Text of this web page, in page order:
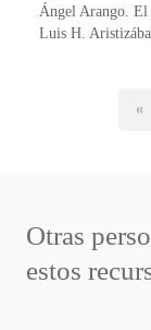
Ángel Arango. El
Luis H.
«
Otras
estos